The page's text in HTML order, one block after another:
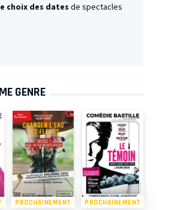
choix des dates de spectacles
GENRE
PROCHAINEMENT PROCHAINEMENT